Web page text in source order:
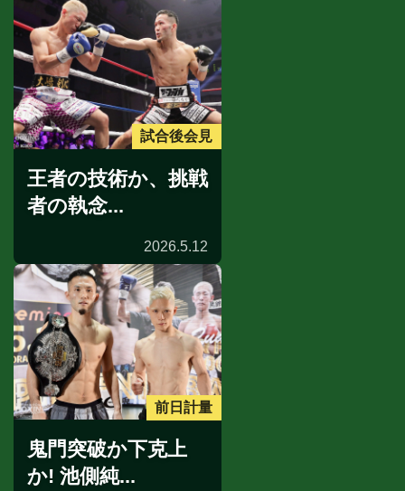
試合後会見
王者の技術か、挑戦
者の執念...
2026.5.12
前日計量
鬼門突破か下克上
か! 池側純...